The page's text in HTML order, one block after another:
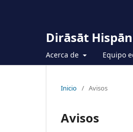
Dirāsāt
Acerca de Equipo
Inicio / Avisos
Avisos